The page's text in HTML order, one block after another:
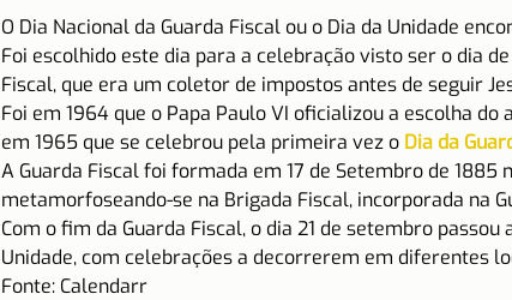
O Dia Nacional da Guarda Fiscal ou o Dia da Unidade
Foi escolhido este dia para a celebração visto ser o dia
Fiscal, que era um coletor de impostos antes de seguir
Foi em 1964 que o Papa Paulo VI oficializou a escolha
em 1965 que se celebrou pela primeira vez o Dia da
A Guarda Fiscal foi formada em 17 de Setembro de
metamorfoseando-se na Brigada Fiscal, incorporada na
Com o fim da Guarda Fiscal, o dia 21 de setembro
Unidade, com celebrações a decorrerem em diferentes
Fonte: Calendarr